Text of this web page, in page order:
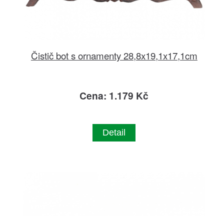
Čistič bot s ornamenty 28,8x19,1x17,1cm
Cena: 1.179 Kč
Detail